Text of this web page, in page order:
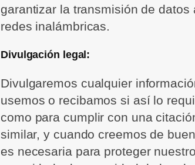
garantizar la transmisión de datos
redes inalámbricas.
Divulgación legal:
Divulgaremos cualquier
usemos o recibamos si así lo
como para cumplir con una
similar, y cuando creemos de
es necesaria para proteger